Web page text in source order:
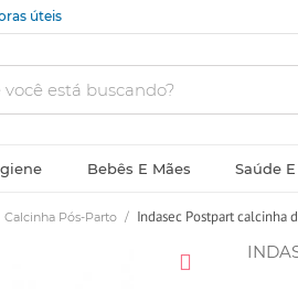
úteis
Bebês E Mães Saúde
Calcinha Pós-Parto / Indasec Postpart calcinha